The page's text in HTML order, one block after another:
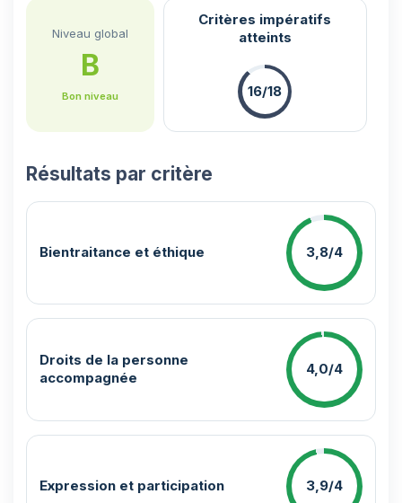
Niveau global
B
Bon niveau
Critères impératifs
atteints
16/18
Résultats par critère
Bientraitance et éthique 3,8/4
Droits de la personne
accompagnée
4,0/4
Expression et participation 3,9/4